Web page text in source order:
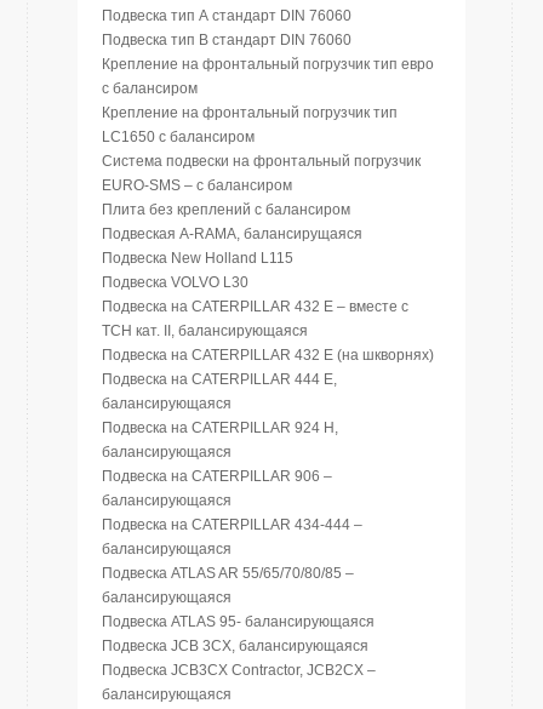
Подвеска тип А стандарт DIN 76060
Подвеска тип B стандарт DIN 76060
Крепление на фронтальный погрузчик тип евро
с балансиром
Крепление на фронтальный погрузчик тип
LC1650 с балансиром
Система подвески на фронтальный погрузчик
EURO-SMS – с балансиром
Плита без креплений с балансиром
Подвеская A-RAMA, балансирущаяся
Подвеска New Holland L115
Подвеска VOLVO L30
Подвеска на CATERPILLAR 432 E – вместе с
ТСН кат. II, балансирующаяся
Подвеска на CATERPILLAR 432 E (на шкворнях)
Подвеска на CATERPILLAR 444 E,
балансирующаяся
Подвеска на CATERPILLAR 924 H,
балансирующаяся
Подвеска на CATERPILLAR 906 –
балансирующаяся
Подвеска на CATERPILLAR 434-444 –
балансирующаяся
Подвеска ATLAS AR 55/65/70/80/85 –
балансирующаяся
Подвеска ATLAS 95- балансирующаяся
Подвеска JCB 3CX, балансирующаяся
Подвеска JCB3CX Contractor, JCB2CX –
балансирующаяся